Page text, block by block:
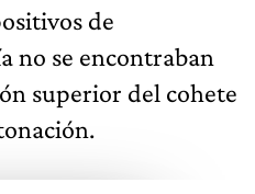
de
no se encontraban
superior del cohete